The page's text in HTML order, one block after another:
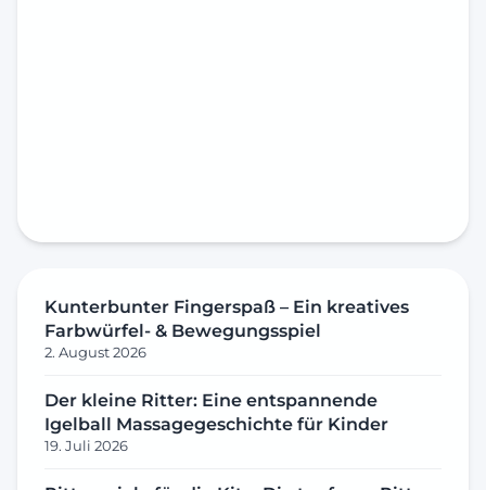
Kunterbunter Fingerspaß – Ein kreatives
Farbwürfel- & Bewegungsspiel
2. August 2026
Der kleine Ritter: Eine entspannende
Igelball Massagegeschichte für Kinder
19. Juli 2026